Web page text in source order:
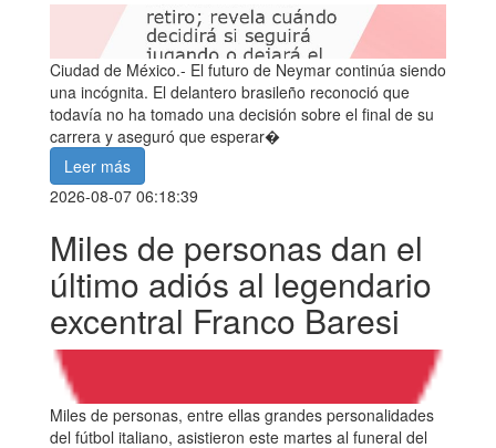
Ciudad de México.- El futuro de Neymar continúa siendo
una incógnita. El delantero brasileño reconoció que
todavía no ha tomado una decisión sobre el final de su
carrera y aseguró que esperar�
Leer más
2026-08-07 06:18:39
Miles de personas dan el
último adiós al legendario
excentral Franco Baresi
Miles de personas, entre ellas grandes personalidades
del fútbol italiano, asistieron este martes al funeral del